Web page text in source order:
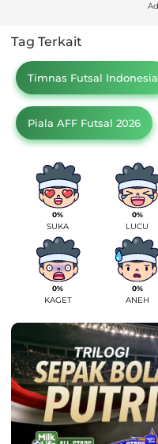
Tag Terkait
Timnas Futsal Indonesia
Piala AFF Futsal 2026
0%
SUKA
0%
LUCU
0%
KAGET
0%
ANEH